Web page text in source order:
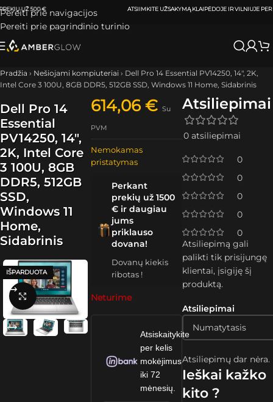
Pereiti prie navigacijos
Pereiti prie pagrindinio turinio
ATSIIMKITE UŽSAKYMĄ KLAIPĖDOJE IR VILNIUJEPER0-3 DARBO DIENAS.
Pradžia › Nešiojami kompiuteriai › Dell Pro 14 Essential PV14250, 14″, 2K,
Intel Core 3 100U, 8GB DDR5, 512GB SSD, Windows 11 Home, Sidabrinis
Dell Pro 14
Essential
PV14250, 14″,
2K, Intel Core
3 100U, 8GB
DDR5, 512GB
SSD,
Windows 11
Home,
Sidabrinis
IŠPARDUOTA
Spustelėkite, kad padidintumėte
614,06€ Su
PVM
Nemokamas
pristatymas
Perkant
prekių už 1500
€ ir daugiau
jums
priklauso
dovana!
Dovanų kiekis
ribotas !
Neturime
Atsiskaitykite
per kelis
mokėjimus
iki 72
mėnesių.
Atsiliepimai
0 atsiliepimai
0
0
0
0
0
Atsiliepimai
Atsiliepimų dar nėra.
Atsiliepimą gali
palikti tik prisijungę
klientai, įsigiję šį
produktą.
Ieškai kažko
kito ?